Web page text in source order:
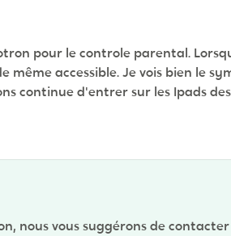
pour le controle parental.
même accessible. Je vois bien le
continue d'entrer sur les Ipads
nous vous suggérons de